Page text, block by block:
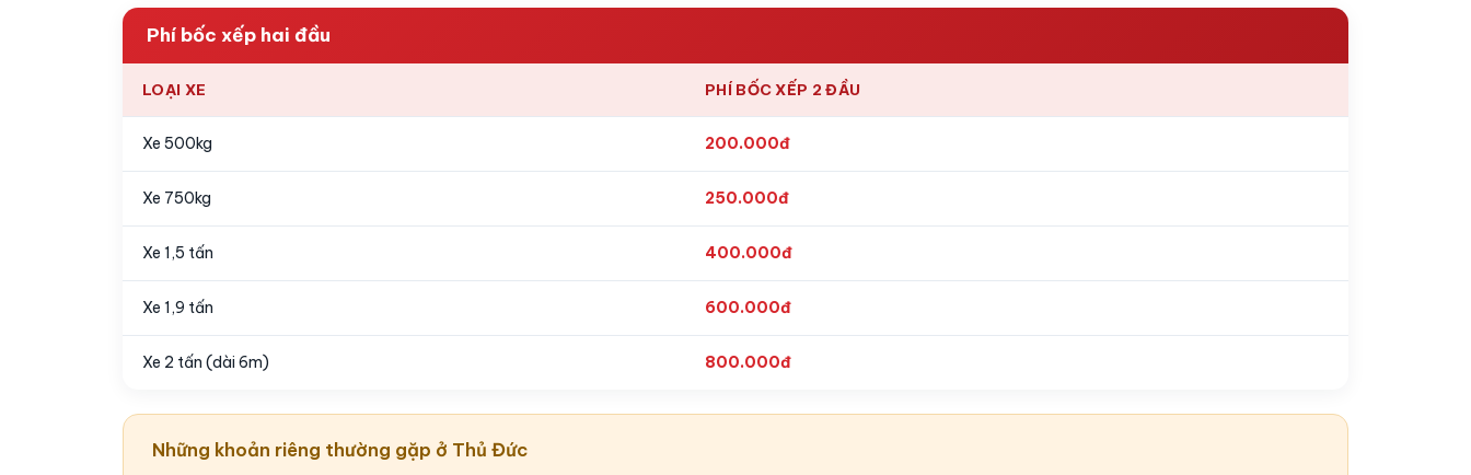
Phí bốc xếp hai đầu
LOẠI XE PHÍ BỐC XẾP 2 ĐẦU
Xe 500kg 200.000đ
Xe 750kg 250.000đ
Xe 1,5 tấn 400.000đ
Xe 1,9 tấn 600.000đ
Xe 2 tấn (dài 6m) 800.000đ
Những khoản riêng thường gặp ở Thủ Đức